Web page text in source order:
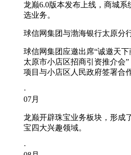
龙巅6.0版本发布上线，商城系
选业务。
球信网集团与渤海银行太原分
球信网集团应邀出席“
太原市小店区招商引资推介会
项目与小店区人民政府签署合
·
07月
龙巅开辟珠宝业务板块，形成
宝四大兴趣领域。
·